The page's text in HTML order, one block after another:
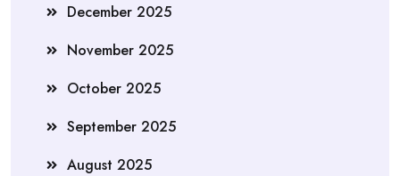
December 2025
November 2025
October 2025
September 2025
August 2025